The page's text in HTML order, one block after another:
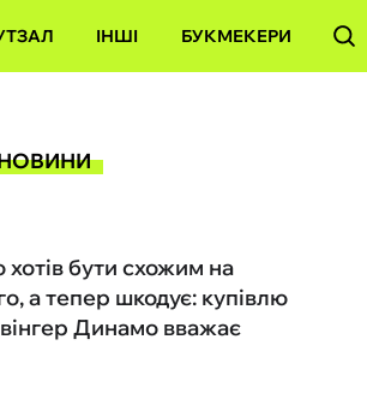
ІНШІ БУКМЕКЕРИ
бути схожим на
а тепер шкодує: купівлю
вінгер Динамо вважає